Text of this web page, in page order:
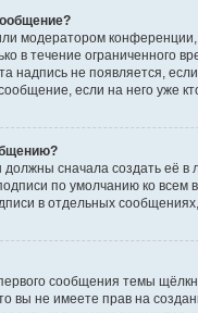
модератором
в течение ограниченного
надпись не появляется,
если на него уже
сначала создать её
по умолчанию ко
в отдельных
сообщения темы
вы не имеете прав на